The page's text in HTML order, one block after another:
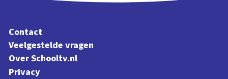
Contact
Veelgestelde vragen
Over Schooltv.nl
Privacy